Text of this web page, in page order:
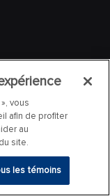
vous
afin de profiter
au
site.
les témoins